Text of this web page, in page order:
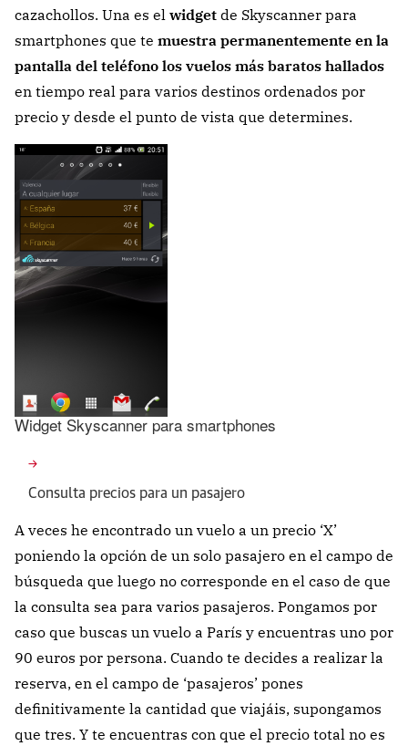
cazachollos. Una es el widget de Skyscanner para
smartphones que te muestra permanentemente en la
pantalla del teléfono los vuelos más baratos hallados
en tiempo real para varios destinos ordenados por
precio y desde el punto de vista que determines.
Widget Skyscanner para smartphones
Consulta precios para un pasajero
A veces he encontrado un vuelo a un precio ‘X’
poniendo la opción de un solo pasajero en el campo de
búsqueda que luego no corresponde en el caso de que
la consulta sea para varios pasajeros. Pongamos por
caso que buscas un vuelo a París y encuentras uno por
90 euros por persona. Cuando te decides a realizar la
reserva, en el campo de ‘pasajeros’ pones
definitivamente la cantidad que viajáis, supongamos
que tres. Y te encuentras con que el precio total no es